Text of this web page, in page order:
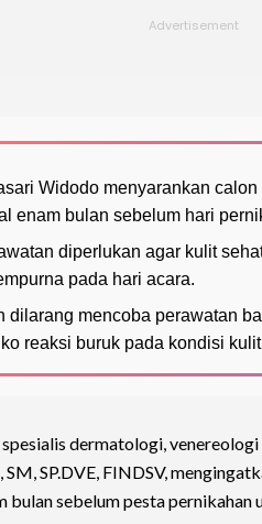
Widodo menyarankan
enam bulan sebelum hari
diperlukan agar kulit
pada hari acara.
dilarang mencoba perawatan
reaksi buruk pada kondisi
dermatologi,
SP.DVE, FINDSV,
bulan sebelum pesta pernikahan